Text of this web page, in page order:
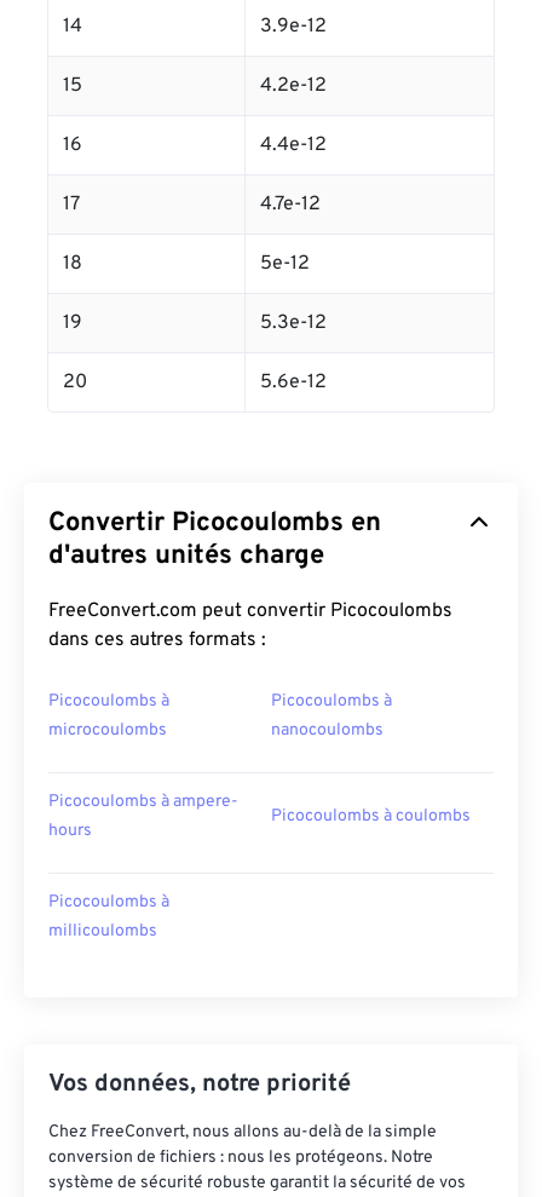
14 3.9e-12
15 4.2e-12
16 4.4e-12
17 4.7e-12
18 5e-12
19 5.3e-12
20 5.6e-12
Convertir Picocoulombs en
d'autres unités charge
FreeConvert.com peut convertir Picocoulombs
dans ces autres formats :
Picocoulombs à
microcoulombs
Picocoulombs à
nanocoulombs
Picocoulombs à ampere-
hours
Picocoulombs à coulombs
Picocoulombs à
millicoulombs
Vos données, notre priorité
Chez FreeConvert, nous allons au-delà de la simple
conversion de fichiers : nous les protégeons. Notre
système de sécurité robuste garantit la sécurité de vos